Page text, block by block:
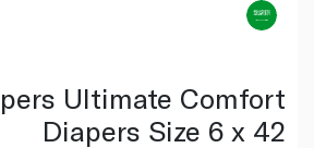
Ultimate Comfort
Diapers Size 6 x 42